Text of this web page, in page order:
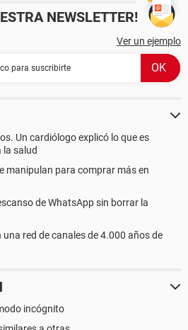
NEWSLETTER!
Ver un ejemplo
Un cardiólogo explicó lo que es
la salud
manipulan para comprar más en
de WhatsApp sin borrar la
red de canales de 4.000 años de
incógnito